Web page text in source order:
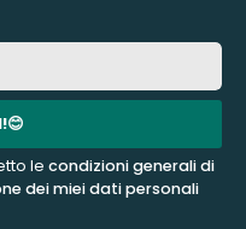
le condizioni generali di
dei miei dati personali